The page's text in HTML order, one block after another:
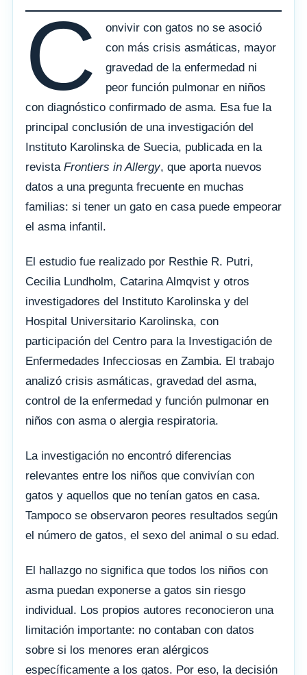
C
onvivir con gatos no se asoció
con más crisis asmáticas, mayor
gravedad de la enfermedad ni
peor función pulmonar en niños
con diagnóstico confirmado de asma. Esa fue la
principal conclusión de una investigación del
Instituto Karolinska de Suecia, publicada en la
revista Frontiers in Allergy, que aporta nuevos
datos a una pregunta frecuente en muchas
familias: si tener un gato en casa puede empeorar
el asma infantil.
El estudio fue realizado por Resthie R. Putri,
Cecilia Lundholm, Catarina Almqvist y otros
investigadores del Instituto Karolinska y del
Hospital Universitario Karolinska, con
participación del Centro para la Investigación de
Enfermedades Infecciosas en Zambia. El trabajo
analizó crisis asmáticas, gravedad del asma,
control de la enfermedad y función pulmonar en
niños con asma o alergia respiratoria.
La investigación no encontró diferencias
relevantes entre los niños que convivían con
gatos y aquellos que no tenían gatos en casa.
Tampoco se observaron peores resultados según
el número de gatos, el sexo del animal o su edad.
El hallazgo no significa que todos los niños con
asma puedan exponerse a gatos sin riesgo
individual. Los propios autores reconocieron una
limitación importante: no contaban con datos
sobre si los menores eran alérgicos
específicamente a los gatos. Por eso, la decisión